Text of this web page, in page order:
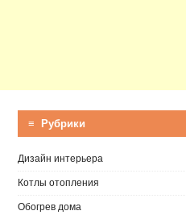
≡ Рубрики
Дизайн интерьера
Котлы отопления
Обогрев дома